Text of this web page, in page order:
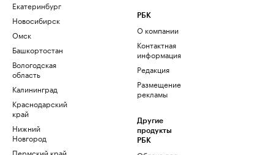
Екатеринбург
Новосибирск
Омск
Башкортостан
Вологодская
область
Калининград
Краснодарский
край
Нижний
Новгород
Пермский край
РБК
О компании
Контактная
информация
Редакция
Размещение
рекламы
Другие
продукты
РБК